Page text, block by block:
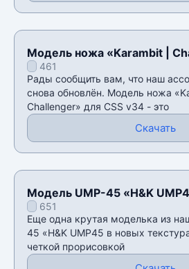
Модель ножа «Karambit |
CSS v34
461
Рады сообщить вам, что наш
снова обновлён. Модель ножа
Challenger» для CSS v34 - это
Скачать
Модель UMP-45 «H&K
текстурах» для CSS v34
651
Еще одна крутая моделька из
45 «H&K UMP45 в новых
четкой прорисовкой